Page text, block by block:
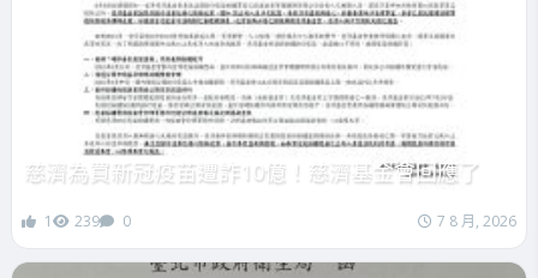
慈濟為買新冠疫苗遭詐10億！慈濟基金會回應了
1 239 0 7 8 月, 2026